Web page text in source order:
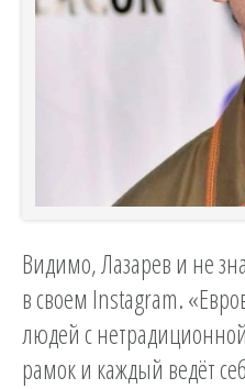
Видимо, Лазарев и не
в своем Instagram.
людей с
рамок и каждый ведёт